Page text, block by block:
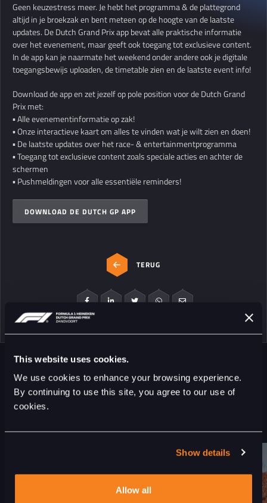
This website uses cookies.
We use cookies to enhance your browsing experience.
By continuing to use this site, you agree to our use of
cookies.
Show details
Allow all
Geen keuzestress meer. Je hebt het programma & de plattegrond
altijd in je broekzak en bent meteen op de hoogte van de laatste
updates. De Dutch Grand Prix app bevat alle praktische informatie
over het evenement, maar geeft ook toegang tot exclusieve content.
In de app kan je naarmate het weekend onder andere ook je digitale
toegangsbewijs uploaden, de timetable zien en de laatste event info!
Download de app en zet jezelf op pole position voor de Dutch Grand
Prix met:
▪️ Alle evenementinformatie op zak!
▪️ Onze interactieve kaart om alles te vinden wat je wilt zien en doen!
▪️ De laatste updates over het race- & entertainmentprogramma
▪️ Toegang tot exclusieve content zoals speciale acties en achter de
schermen
▪️ Pushmeldingen voor alle essentiële reminders!
DOWNLOAD DE DUTCH GP APP
TERUG
GERELATEERD NIEUWS